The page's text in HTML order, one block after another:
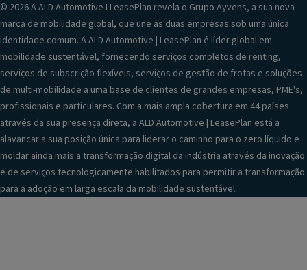
© 2026 A ALD Automotive I LeasePlan revela o Grupo Ayvens, a sua nova
marca de mobilidade global, que une as duas empresas sob uma única
identidade comum. A ALD Automotive | LeasePlan é líder global em
mobilidade sustentável, fornecendo serviços completos de renting,
serviços de subscrição flexíveis, serviços de gestão de frotas e soluções
de multi-mobilidade a uma base de clientes de grandes empresas, PME's,
profissionais e particulares. Com a mais ampla cobertura em 44 países
através da sua presença direta, a ALD Automotive | LeasePlan está a
alavancar a sua posição única para liderar o caminho para o zero líquido e
moldar ainda mais a transformação digital da indústria através da inovação
e de serviços tecnologicamente habilitados para permitir a transformação
para a adoção em larga escala da mobilidade sustentável.